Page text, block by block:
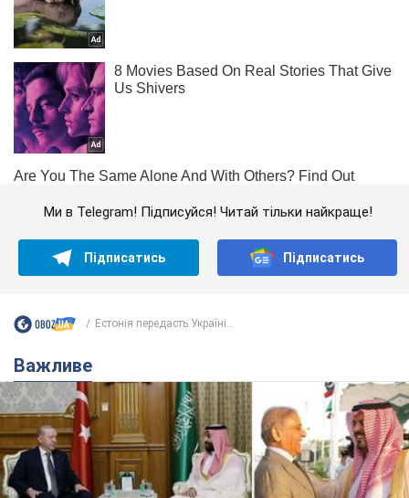
Ми в Telegram! Підписуйся! Читай тільки найкраще!
Підписатись Підписатись
Естонія передасть Україні...
Важливе